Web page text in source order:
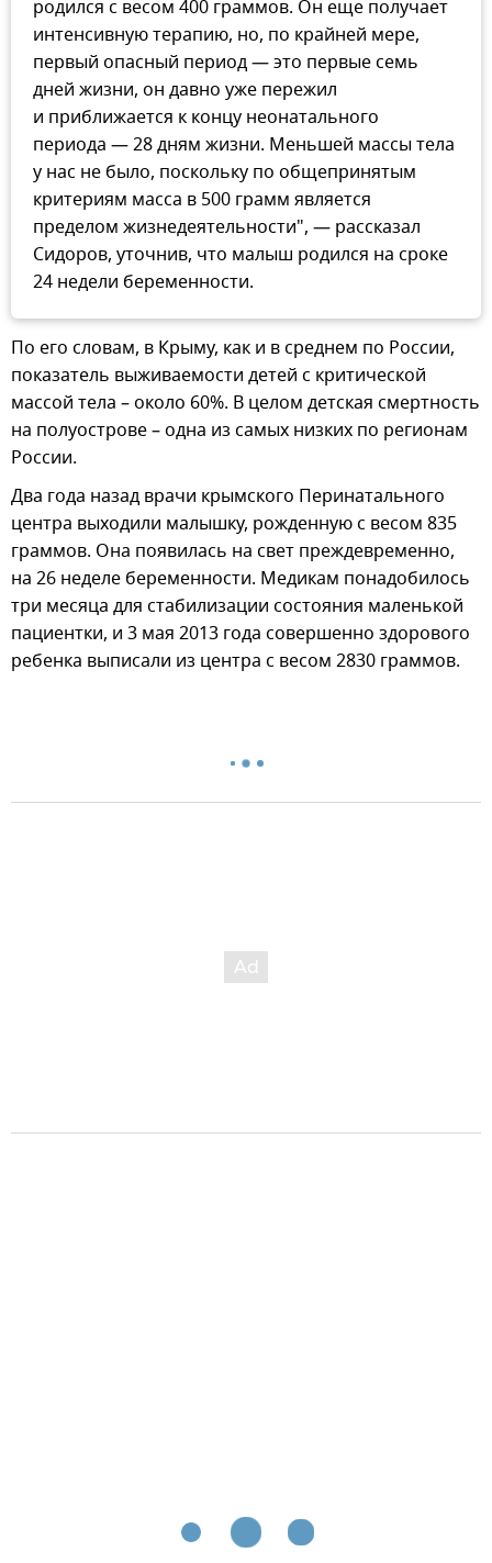
родился с весом 400 граммов. Он еще получает
интенсивную терапию, но, по крайней мере,
первый опасный период — это первые семь
дней жизни, он давно уже пережил
и приближается к концу неонатального
периода — 28 дням жизни. Меньшей массы тела
у нас не было, поскольку по общепринятым
критериям масса в 500 грамм является
пределом жизнедеятельности", — рассказал
Сидоров, уточнив, что малыш родился на сроке
24 недели беременности.
По его словам, в Крыму, как и в среднем по России,
показатель выживаемости детей с критической
массой тела – около 60%. В целом детская смертность
на полуострове – одна из самых низких по регионам
России.
Два года назад врачи крымского Перинатального
центра выходили малышку, рожденную с весом 835
граммов. Она появилась на свет преждевременно,
на 26 неделе беременности. Медикам понадобилось
три месяца для стабилизации состояния маленькой
пациентки, и 3 мая 2013 года совершенно здорового
ребенка выписали из центра с весом 2830 граммов.